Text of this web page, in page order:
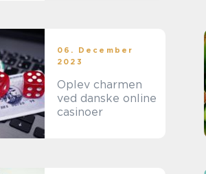
06. December
2023
Oplev charmen
ved danske online
casinoer